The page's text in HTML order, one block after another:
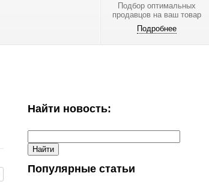
Подбор оптимальных
продавцов на ваш товар
Подробнее
Найти новость:
Популярные статьи